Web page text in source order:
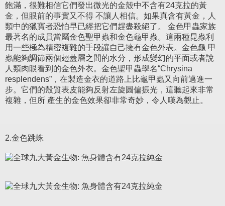
飽滿，很難相信它們發出微光的金殼中不含有24克拉的黃
金，但眼前的事實又不得 不讓人相信。如果真含有黃金，人
類中的獵寶者恐怕早已經把它們趕盡殺絕了。 金色甲蟲家族
最著名的成員當屬金色聖甲蟲和金色龜甲蟲。這兩種昆蟲利
用一些極為精密複雜的手段讓自己擁有金色外表。金色龜 甲
蟲能夠調節兩個翅蓋層之間的水分，形成變幻的平面或者說
人類肉眼看到的金色外衣。金色聖甲蟲學名“Chrysina
resplendens”，在製造金衣的道路上比龜甲蟲又向前邁進一
步。它們的殼質表皮能夠反射左旋圓偏振光，這聽起來非常
複雜，但所 產生的金色效果卻非常奇妙，令人嘆為觀止。
2.金色跳蛛